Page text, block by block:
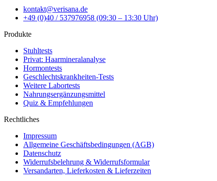
kontakt@verisana.de
+49 (0)40 / 537976958 (09:30 – 13:30 Uhr)
Produkte
Stuhltests
Privat: Haarmineralanalyse
Hormontests
Geschlechtskrankheiten-Tests
Weitere Labortests
Nahrungsergänzungsmittel
Quiz & Empfehlungen
Rechtliches
Impressum
Allgemeine Geschäftsbedingungen (AGB)
Datenschutz
Widerrufsbelehrung & Widerrufsformular
Versandarten, Lieferkosten & Lieferzeiten